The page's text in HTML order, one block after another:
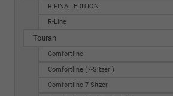
R FINAL EDITION
R-Line
Touran
Comfortline
Comfortline (7-Sitzer!)
Comfortline 7-Sitzer